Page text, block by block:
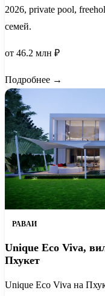
2026, private pool,
семей.
от 46.2 млн ₽
Подробнее →
РАВАИ
Unique Eco Viva,
Пхукет
Unique Eco Viva на